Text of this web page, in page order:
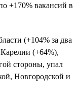
+170% вакансий в
(+104% за два
(+64%),
стороны, упал
Новгородской и